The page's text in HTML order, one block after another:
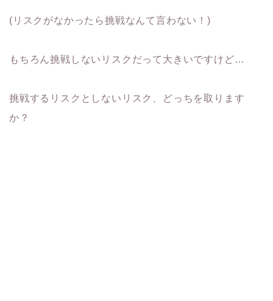
(リスクがなかったら挑戦なんて言わない！)
もちろん挑戦しないリスクだって大きいですけど…
挑戦するリスクとしないリスク、どっちを取ります
か？